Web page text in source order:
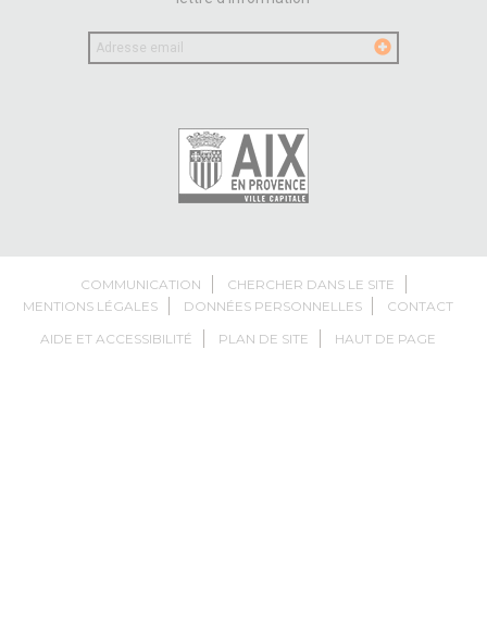
email
COMMUNICATION
CHERCHER DANS LE SITE
MENTIONS LÉGALES
DONNÉES PERSONNELLES
CONTACT
AIDE ET ACCESSIBILITÉ
PLAN DE SITE HAUT DE PAGE